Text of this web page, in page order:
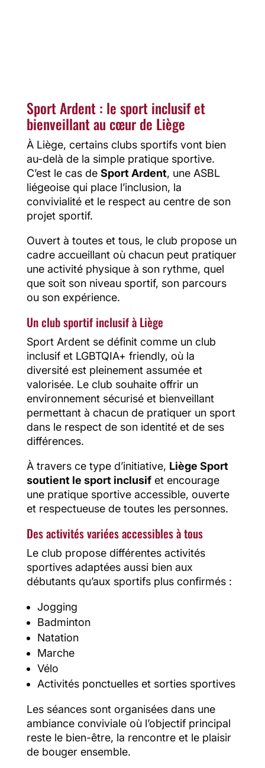
Sport Ardent : le sport inclusif et
bienveillant au cœur de Liège
À Liège, certains clubs sportifs vont bien
au-delà de la simple pratique sportive.
C’est le cas de Sport Ardent, une ASBL
liégeoise qui place l’inclusion, la
convivialité et le respect au centre de son
projet sportif.
Ouvert à toutes et tous, le club propose un
cadre accueillant où chacun peut pratiquer
une activité physique à son rythme, quel
que soit son niveau sportif, son parcours
ou son expérience.
Un club sportif inclusif à Liège
Sport Ardent se définit comme un club
inclusif et LGBTQIA+ friendly, où la
diversité est pleinement assumée et
valorisée. Le club souhaite offrir un
environnement sécurisé et bienveillant
permettant à chacun de pratiquer un sport
dans le respect de son identité et de ses
différences.
À travers ce type d’initiative, Liège Sport
soutient le sport inclusifet encourage
une pratique sportive accessible, ouverte
et respectueuse de toutes les personnes.
Des activités variées accessibles à tous
Le club propose différentes activités
sportives adaptées aussi bien aux
débutants qu’aux sportifs plus confirmés :
Jogging
Badminton
Natation
Marche
Vélo
Activités ponctuelles et sorties sportives
Les séances sont organisées dans une
ambiance conviviale où l’objectif principal
reste le bien-être, la rencontre et le plaisir
de bouger ensemble.